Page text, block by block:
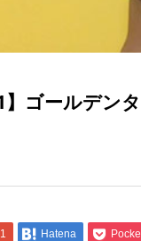
】ゴールデン
Hatena